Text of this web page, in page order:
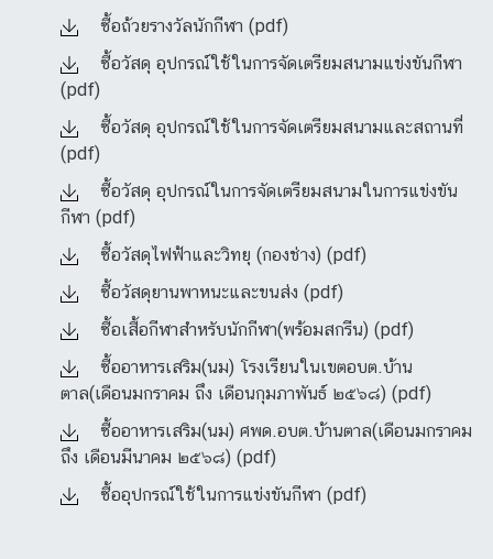
ซื้อถ้วยรางวัลนักกีฬา (pdf)
ซื้อวัสดุ อุปกรณ์ใช้ในการจัดเตรียมสนามแข่งขันกีฬา
(pdf)
ซื้อวัสดุ อุปกรณ์ใช้ในการจัดเตรียมสนามและสถานที่
(pdf)
ซื้อวัสดุ อุปกรณ์ในการจัดเตรียมสนามในการแข่งขัน
กีฬา (pdf)
ซื้อวัสดุไฟฟ้าและวิทยุ (กองช่าง) (pdf)
ซื้อวัสดุยานพาหนะและขนส่ง (pdf)
ซื้อเสื้อกีฬาสำหรับนักกีฬา(พร้อมสกรีน) (pdf)
ซื้ออาหารเสริม(นม) โรงเรียนในเขตอบต.บ้าน
ตาล(เดือนมกราคม ถึง เดือนกุมภาพันธ์ ๒๕๖๘) (pdf)
ซื้ออาหารเสริม(นม) ศพด.อบต.บ้านตาล(เดือนมกราคม
ถึง เดือนมีนาคม ๒๕๖๘) (pdf)
ซื้ออุปกรณ์ใช้ในการแข่งขันกีฬา (pdf)